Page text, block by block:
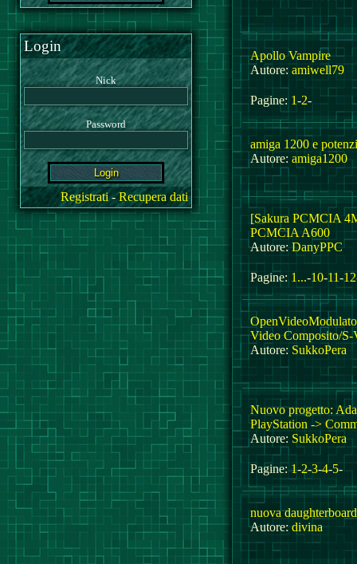
Login
Nick
Password
Registrati-Recupera dati
Apollo Vampire
Autore: amiwell79
Pagine: 1-2-
amiga 1200 e
Autore: amiga1200
[Sakura PCMCIA
PCMCIA A600
Autore: DanyPPC
Pagine: 1...-10-11-12
Video Composito/S-
Autore: SukkoPera
Nuovo progetto:
PlayStation ->
Autore: SukkoPera
Pagine:1-2-3-4-5-
nuova
Autore: divina